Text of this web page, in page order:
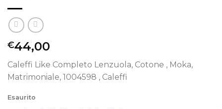
€44,00
Caleffi Like Completo Lenzuola, Cotone , Moka,
Matrimoniale, 1004598 , Caleffi
Esaurito